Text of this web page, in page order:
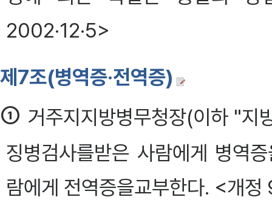
2002·12·5>
제7조(병역증·전역증)
① 거주지지방병무청장(이하 "지
징병검사를받은 사람에게 병역
람에게 전역증을교부한다. <개정